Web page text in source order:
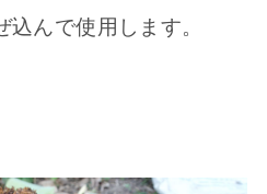
んで使用します。